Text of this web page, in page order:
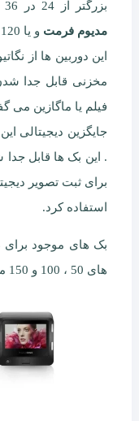
بزرگتر از 24 در 36 میلیمتر باشد
مدیوم فرمت و یا 120 گفته می شود.
مخزنی قابل جدا
فیلم یا ماگازین می
جایگزین دیجیتالی
. این بک ها قابل جدا
برای ثبت تصویر
استفاده کرد.
های 50 ، 100 و 150 مگا پیکسل موجود است.